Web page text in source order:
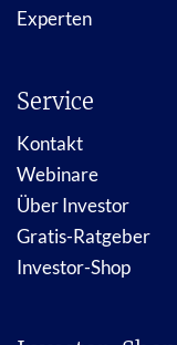
Experten
Service
Kontakt
Webinare
Über Investor
Gratis-Ratgeber
Investor-Shop